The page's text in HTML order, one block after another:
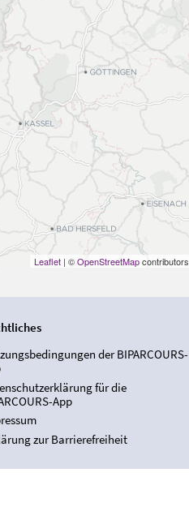
Leaflet| ©OpenStreetMapcontributors
der BIPARCOURS-
für die
App
zur Barrierefreiheit